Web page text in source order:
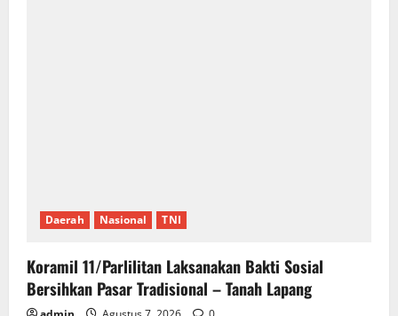
Daerah Nasional TNI
Koramil 11/Parlilitan Laksanakan Bakti Sosial
Bersihkan Pasar Tradisional – Tanah Lapang